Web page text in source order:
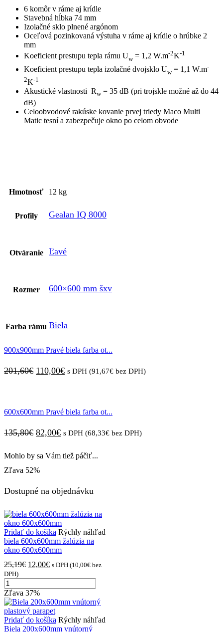
6 komôr v ráme aj krídle
Stavebná hĺbka 74 mm
Izolačné sklo plnené argónom
Oceľová pozinkovaná výstuha v ráme aj krídle o hrúbke 2
mm
Koeficient prestupu tepla rámu Uw = 1,2 W.m-2K-1
Koeficient prestupu tepla izolačné dvojsklo Uw = 1,1 W.m-
2K-1
Akustické vlastnosti Rw= 35 dB (pri trojskle možné až do 44
dB)
Celoobvodové rakúske kovanie prvej triedy Maco Multi
Matic tesní a zabezpečuje okno po celom obvode
Hmotnosť 12 kg
Profily Gealan IQ 8000
Otváranie Ľavé
Rozmer 600×600 mm šxv
Farba rámu Biela
900x900mm Pravé biela farba ot...
201,60€ Pôvodná
201,60€.
110,00€Aktuálna
110,00€.
s DPH (91,67€ bez DPH)
600x600mm Pravé biela farba ot...
135,80€ Pôvodná
bola:
135,80€.
82,00€Aktuálna
je:
s DPH (68,33€ bez DPH)
Mohlo by sa Vám tiež páčiť...
Zľava 52%
Dostupné na objednávku
Pridať do košíka Rýchly náhľad
biela 600x600mm žalúzia na
okno 600x600mm
25,19€ Pôvodná
25,19€.
12,00€Aktuálna
12,00€.
s DPH (10,00€ bez
DPH)
množstvo
biela
600x600mm
žalúzia
na
okno
Zľava 37%
Pridať do košíka Rýchly náhľad
Biela 200x600mm vnútorný